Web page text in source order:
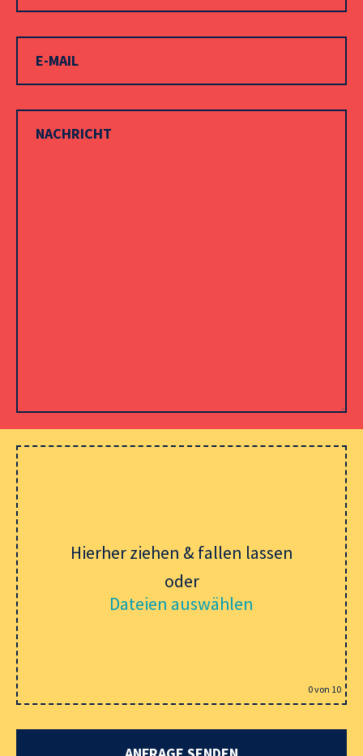
Hierher ziehen & fallen lassen
oder
Dateien auswählen
0von 10